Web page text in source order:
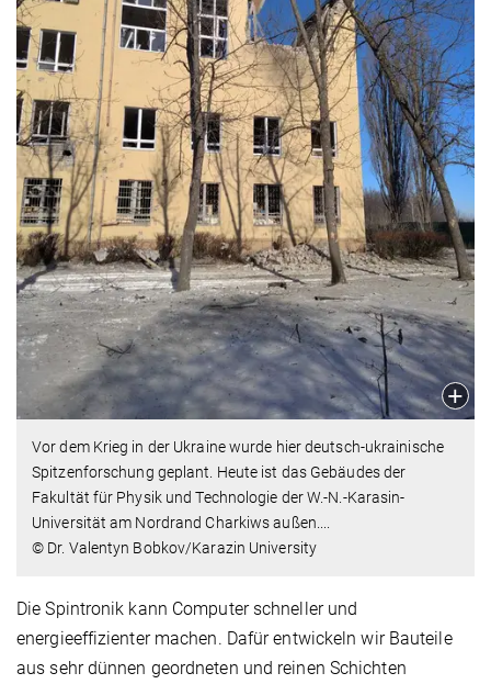
Vor dem Krieg in der Ukraine wurde hier deutsch-ukrainische
Spitzenforschung geplant. Heute ist das Gebäudes der
Fakultät für Physik und Technologie der W.-N.-Karasin-
Universität am Nordrand Charkiws außen....
© Dr. Valentyn Bobkov/Karazin University
Die Spintronik kann Computer schneller und
energieeffizienter machen. Dafür entwickeln wir Bauteile
aus sehr dünnen geordneten und reinen Schichten